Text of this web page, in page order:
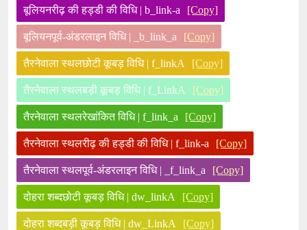
बूलियनरीढ़ की हड्डी की विधि | b_link-a [Copy]
बूलियनपूर्व-अंडरलाइन विधि | _b_link_a [Copy]
तैरनेवाला स्थलछोटी कूबड़ विधि | f_linkA [Copy]
तैरनेवाला स्थलबड़ी कूबड़ विधि | f_LinkA [Copy]
तैरनेवाला स्थलरेखांकित विधि | f_link_a [Copy]
तैरनेवाला स्थलरीढ़ की हड्डी की विधि | f_link-a [Copy]
तैरनेवाला स्थलपूर्व-अंडरलाइन विधि | _f_link_a [Copy]
दोहरा शब्दछोटी कूबड़ विधि | dw_linkA [Copy]
दोहरा शब्दबड़ी कूबड़ विधि | dw_LinkA [Copy]